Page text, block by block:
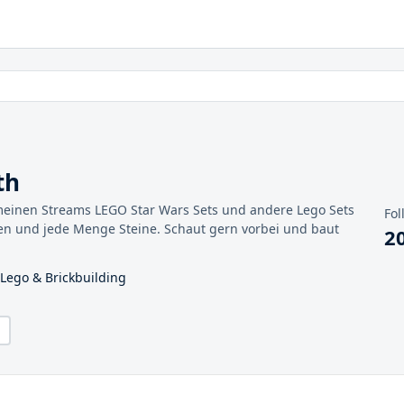
Streams LEGO Star Wars Sets und andere Lego Sets
und jede Menge Steine. Schaut gern vorbei und baut
& Brickbuilding